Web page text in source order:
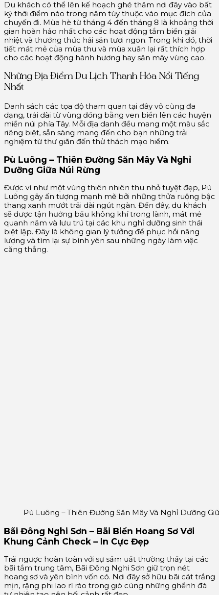
Du khách có thể lên kế hoạch ghé thăm nơi đây vào bất
kỳ thời điểm nào trong năm tùy thuộc vào mục đích của
chuyến đi. Mùa hè từ tháng 4 đến tháng 8 là khoảng thời
gian hoàn hảo nhất cho các hoạt động tắm biển giải
nhiệt và thưởng thức hải sản tươi ngon. Trong khi đó, thời
tiết mát mẻ của mùa thu và mùa xuân lại rất thích hợp
cho các hoạt động hành hương hay săn mây vùng cao.
Những Địa Điểm Du Lịch Thanh Hóa Nổi Tiếng
Nhất
Danh sách các tọa độ tham quan tại đây vô cùng đa
dạng, trải dài từ vùng đồng bằng ven biển lên các huyện
miền núi phía Tây. Mỗi địa danh đều mang một màu sắc
riêng biệt, sẵn sàng mang đến cho bạn những trải
nghiệm từ thư giãn đến thử thách mạo hiểm.
Pù Luông – Thiên Đường Săn Mây Và Nghỉ
Dưỡng Giữa Núi Rừng
Được ví như một vùng thiên nhiên thu nhỏ tuyệt đẹp, Pù
Luông gây ấn tượng mạnh mẽ bởi những thửa ruộng bậc
thang xanh mướt trải dài ngút ngàn. Đến đây, du khách
sẽ được tận hưởng bầu không khí trong lành, mát mẻ
quanh năm và lưu trú tại các khu nghỉ dưỡng sinh thái
biệt lập. Đây là không gian lý tưởng để phục hồi năng
lượng và tìm lại sự bình yên sau những ngày làm việc
căng thẳng.
Pù Luông – Thiên Đường Săn Mây Và Nghỉ Dưỡng
Bãi Đông Nghi Sơn – Bãi Biển Hoang Sơ Với
Khung Cảnh Check – In Cực Đẹp
Trái ngược hoàn toàn với sự sầm uất thường thấy tại các
bãi tắm trung tâm, Bãi Đông Nghi Sơn giữ trọn nét
hoang sơ và yên bình vốn có. Nơi đây sở hữu bãi cát trắng
mịn, rặng phi lao rì rào trong gió cùng những ghềnh đá